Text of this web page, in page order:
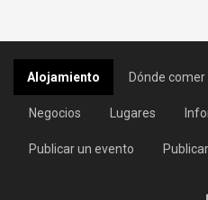
Alojamiento Dónde comer
Negocios Lugares
Publicar un evento